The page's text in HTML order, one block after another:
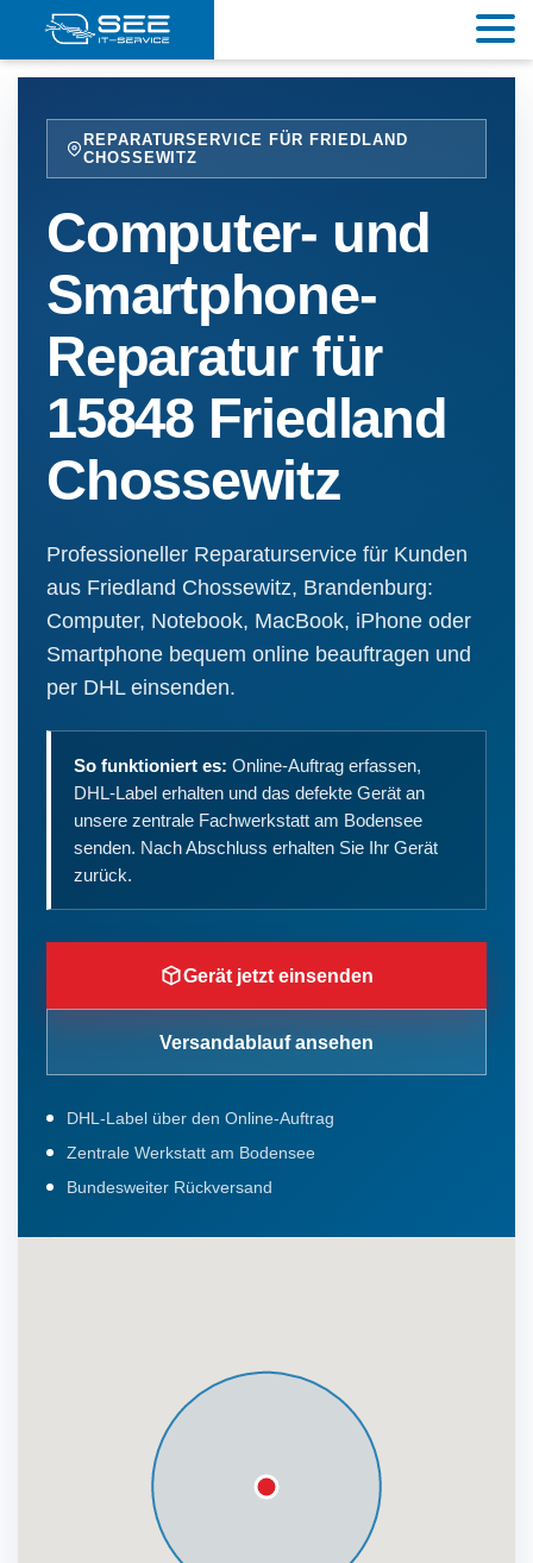
REPARATURSERVICE FÜR FRIEDLAND
CHOSSEWITZ
Computer- und
Smartphone-
Reparatur für
15848 Friedland
Chossewitz
Professioneller Reparaturservice für Kunden
aus Friedland Chossewitz, Brandenburg:
Computer, Notebook, MacBook, iPhone oder
Smartphone bequem online beauftragen und
per DHL einsenden.
So funktioniert es: Online-Auftrag erfassen,
DHL-Label erhalten und das defekte Gerät an
unsere zentrale Fachwerkstatt am Bodensee
senden. Nach Abschluss erhalten Sie Ihr Gerät
zurück.
Gerät jetzt einsenden
Versandablauf ansehen
DHL-Label über den Online-Auftrag
Zentrale Werkstatt am Bodensee
Bundesweiter Rückversand